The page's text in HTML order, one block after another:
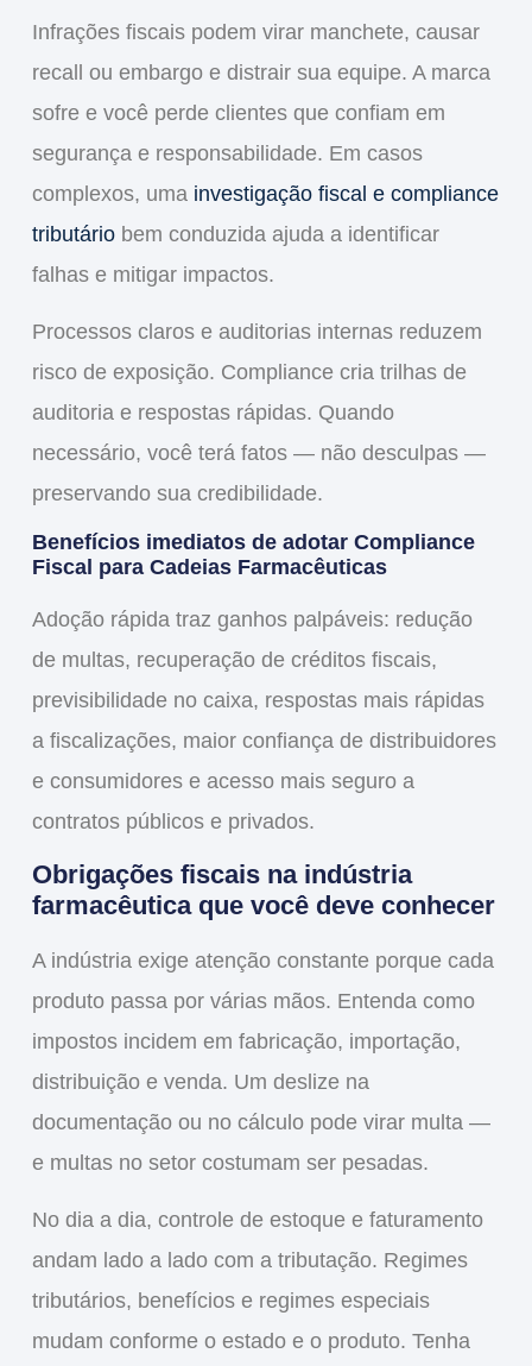
Infrações fiscais podem virar manchete, causar
recall ou embargo e distrair sua equipe. A marca
sofre e você perde clientes que confiam em
segurança e responsabilidade. Em casos
complexos, uma investigação fiscal e compliance
tributáriobem conduzida ajuda a identificar
falhas e mitigar impactos.
Processos claros e auditorias internas reduzem
risco de exposição. Compliance cria trilhas de
auditoria e respostas rápidas. Quando
necessário, você terá fatos — não desculpas —
preservando sua credibilidade.
Benefícios imediatos de adotar Compliance
Fiscal para Cadeias Farmacêuticas
Adoção rápida traz ganhos palpáveis: redução
de multas, recuperação de créditos fiscais,
previsibilidade no caixa, respostas mais rápidas
a fiscalizações, maior confiança de distribuidores
e consumidores e acesso mais seguro a
contratos públicos e privados.
Obrigações fiscais na indústria
farmacêutica que você deve conhecer
A indústria exige atenção constante porque cada
produto passa por várias mãos. Entenda como
impostos incidem em fabricação, importação,
distribuição e venda. Um deslize na
documentação ou no cálculo pode virar multa —
e multas no setor costumam ser pesadas.
No dia a dia, controle de estoque e faturamento
andam lado a lado com a tributação. Regimes
tributários, benefícios e regimes especiais
mudam conforme o estado e o produto. Tenha